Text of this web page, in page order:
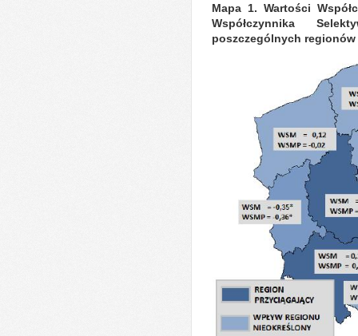
Mapa 1. Wartości
Współczynnika
poszczególnych regionów